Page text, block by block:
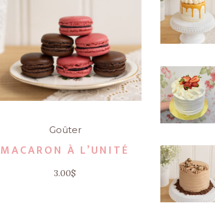
Goûter
MACARON À L’UNITÉ
3.00$